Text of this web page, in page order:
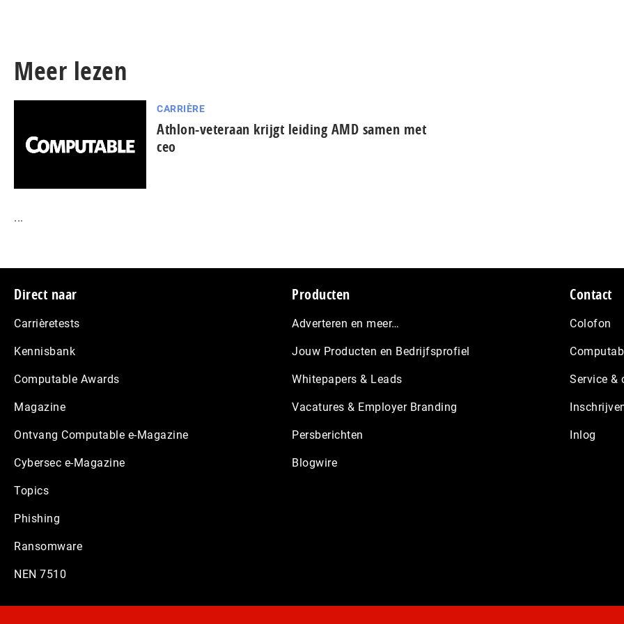
Meer lezen
CARRIÈRE
Athlon-veteraan krijgt leiding AMD samen met
ceo
...
Footer
Direct naar
Carrièretests
Kennisbank
Computable Awards
Magazine
Ontvang Computable e-Magazine
Cybersec e-Magazine
Topics
Phishing
Ransomware
NEN 7510
Producten
Adverteren en meer…
Jouw Producten en Bedrijfsprofiel
Whitepapers & Leads
Vacatures & Employer Branding
Persberichten
Blogwire
Contact
Colofon
Service &
Inlog